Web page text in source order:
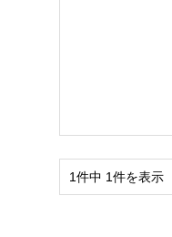
1件中 1件を表示